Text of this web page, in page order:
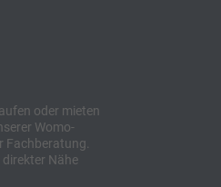
oder mieten
Womo-
Fachberatung.
Nähe